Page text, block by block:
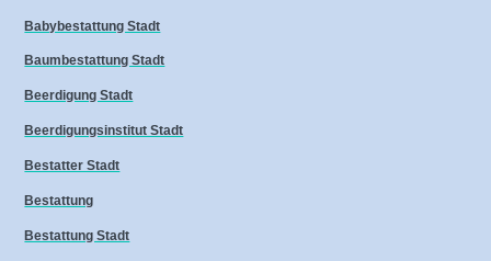
Babybestattung Stadt
Baumbestattung Stadt
Beerdigung Stadt
Beerdigungsinstitut Stadt
Bestatter Stadt
Bestattung
Bestattung Stadt